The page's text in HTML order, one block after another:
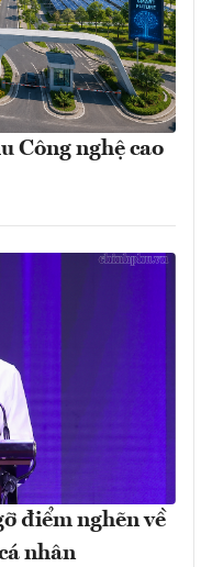
Công nghệ cao
điểm nghẽn về
nhân